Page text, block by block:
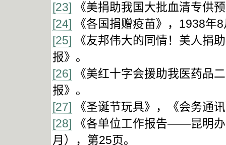
[23] 《美捐助我国大批血清专供
[24] 《各国捐赠疫苗》，1938年
[25] 《友邦伟大的同情！美人捐
报》。
[26] 《美红十字会援助我医药品
报》。
[27] 《圣诞节玩具》，《会务通
[28] 《各单位工作报告——昆明
月），第25页。